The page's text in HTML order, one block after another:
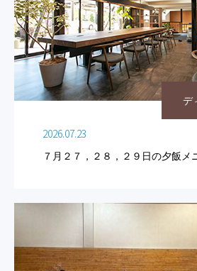
デ
2026.07.23
７月２７，２８，２９日の夕飯メ